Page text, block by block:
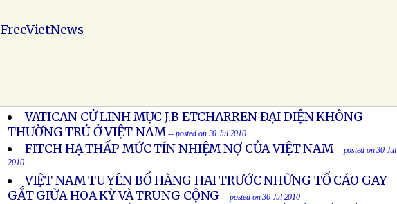
FreeVietNews
VATICAN CỬ LINH MỤC J.B ETCHARREN ÐẠI DIỆN KHÔNG
THƯỜNG TRÚ Ở VIỆT NAM -- posted on 30 Jul 2010
FITCH HẠ THẤP MỨC TÍN NHIỆM NỢ CỦA VIỆT NAM -- posted on 30 Jul
2010
VIỆT NAM TUYÊN BỐ HÀNG HAI TRƯỚC NHỮNG TỐ CÁO GAY
GẮT GIỮA HOA KỲ VÀ TRUNG CỘNG -- posted on 30 Jul 2010